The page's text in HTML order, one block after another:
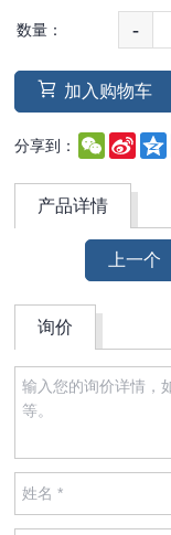
数量： -
加入购物车
分享到： WeChat
Sina
产品详情
上一个
询价